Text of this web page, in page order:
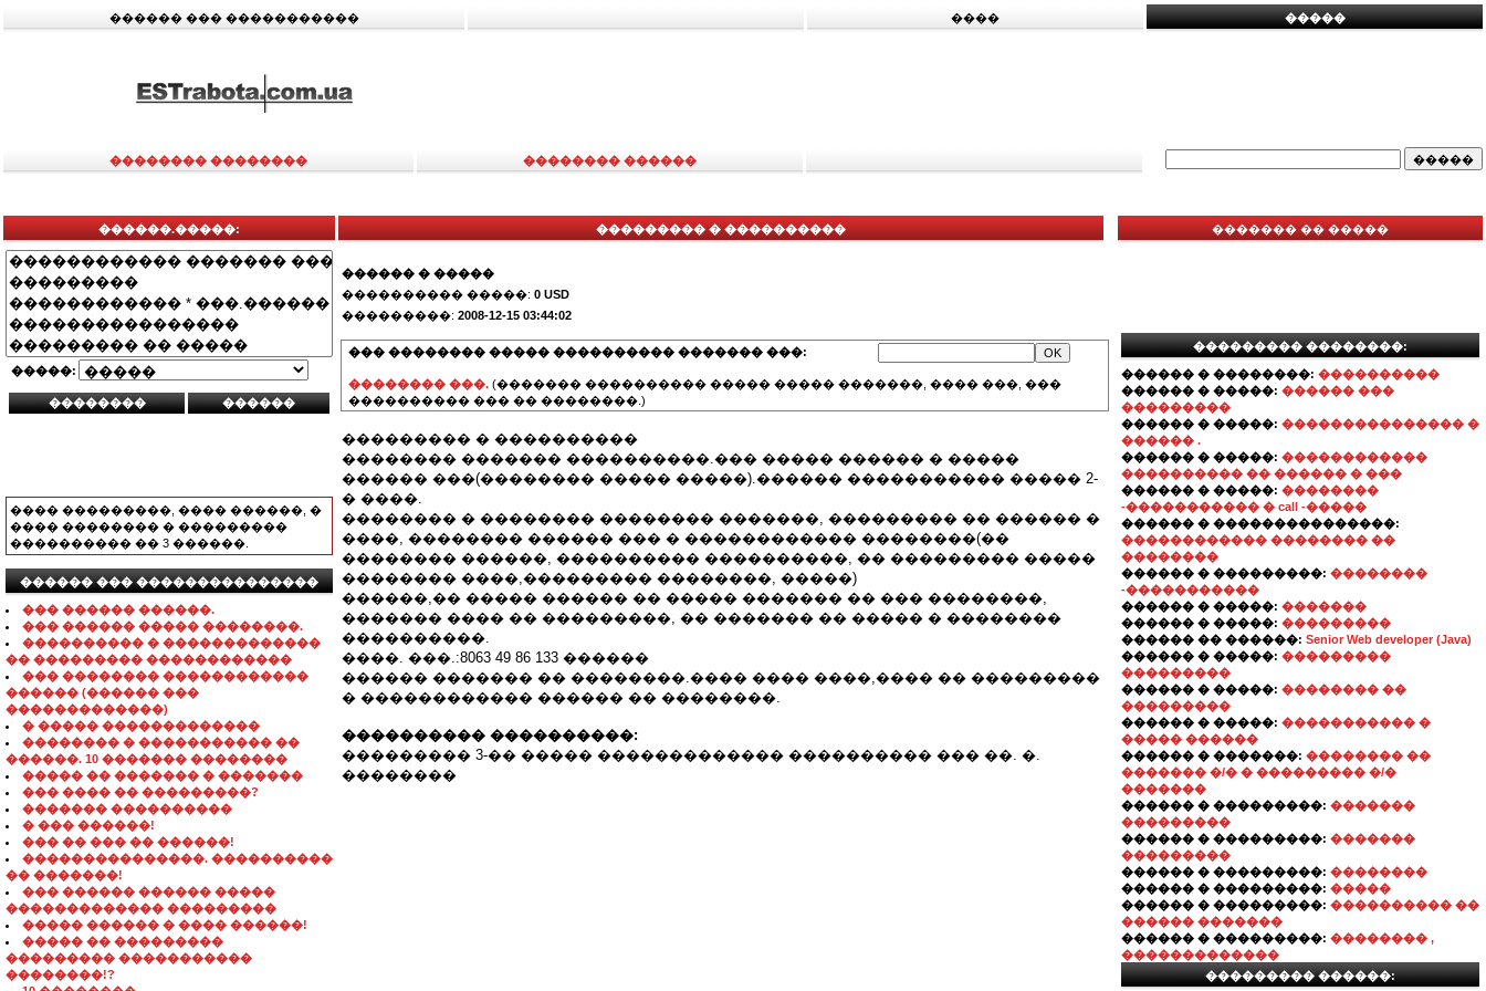
������ ��� ����������� ���� �����
�������� �������� �������� ������
������.�����:
�����:
���� ���������, ���� ������, �
���� �������� � ���������
���������� �� 3 ������.
������ ��� ���������������
��� ������ ������.
��� ������ ����� ��������.
���������� � �������������
�� ��������� ������������
��� �������� ������������
������ (������ ���
�������������)
� ����� �������������
�������� � ����������� ��
������. 10 ������� ��������
����� �� ������� � �������
��� ���� �� ���������?
������� ����������
� ��� ������!
��� �� ��� �� ������!
���������������. ����������
�� �������!
��� ������ ������ �����
������������� ���������
����� ������ � ���� ������!
����� �� ���������
��������� �����������
��������!?
��������� � ����������
������ � �����
���������� �����: 0 USD
���������: 2008-12-15 03:44:02
��� �������� ����� ���������� ������� ���:
�������� ���. (������� ���������� ����� ����� �������, ���� ���, ���
���������� ��� �� ��������.)
��������� � ����������
�������� ������� ����������.��� ����� ������ � �����
������ ���(�������� ����� �����).������ ����������� ����� 2-
� ����.
�������� � �������� �������� �������, ��������� �� ������ �
����, �������� ������ ��� � ������������ ��������(��
�������� ������, ���������� ����������, �� ��������� �����
�������� ����,��������� ��������, �����)
������,�� ����� ������ �� ����� ������� �� ��� ��������,
������� ���� �� ���������, �� ������� �� ����� � ��������
����������.
����. ���.:8063 49 86 133 ������
������ ������� �� ��������.���� ���� ����,���� �� ���������
� ������������ ������ �� ��������.
���������� ����������:
��������� 3-�� ����� ������������� ���������� ��� ��. �.
��������
������� �� �����
��������� ��������:
������ � ��������: ����������
������ � �����: ������ ���
���������
������ � �����: ��������������� �
������ .
������ � �����: ������������
���������� �� ������ � ���
������ � �����: ��������
-����������� � call -�����
������ � ���������������:
������������ �������� ��
��������
������ � ���������: ��������
-�����������
������ � �����: �������
������ � �����: ���������
������ �� ������: Senior Web developer (Java)
������ � �����: ���������
���������
������ � �����: �������� ��
���������
������ � �����: ����������� �
����� ������
������ � �������: �������� ��
������� �/� � ��������� �/�
�������
������ � ���������: �������
���������
������ � ���������: �������
���������
������ � ���������: ��������
������ � ���������: �����
������ � ���������: ���������� ��
������ �������
������ � ���������: �������� ,
�������������
��������� ������: